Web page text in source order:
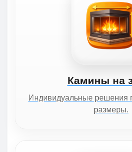
Камины на
Индивидуальные решения
размеры.